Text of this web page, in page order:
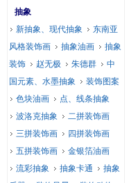
抽象
新抽象、现代抽象
东南亚
风格装饰画
抽象油画
抽象
装饰
赵无极 朱德群
中
国元素、水墨抽象
装饰图案
色块油画
点、线条抽象
波洛克抽象
二拼装饰画
三拼装饰画
四拼装饰画
五拼装饰画
金银箔油画
流彩抽象
抽象卡通
抽象